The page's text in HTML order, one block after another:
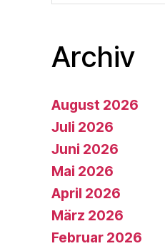
Archiv
August 2026
Juli 2026
Juni 2026
Mai 2026
April 2026
März 2026
Februar 2026